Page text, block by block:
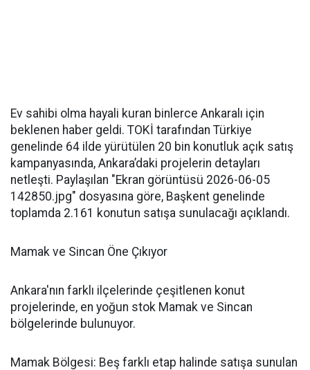
Ev sahibi olma hayali kuran binlerce Ankaralı için
beklenen haber geldi. TOKİ tarafından Türkiye
genelinde 64 ilde yürütülen 20 bin konutluk açık satış
kampanyasında, Ankara’daki projelerin detayları
netleşti. Paylaşılan "Ekran görüntüsü 2026-06-05
142850.jpg" dosyasına göre, Başkent genelinde
toplamda 2.161 konutun satışa sunulacağı açıklandı.
Mamak ve Sincan Öne Çıkıyor
Ankara'nın farklı ilçelerinde çeşitlenen konut
projelerinde, en yoğun stok Mamak ve Sincan
bölgelerinde bulunuyor.
Mamak Bölgesi: Beş farklı etap halinde satışa sunulan